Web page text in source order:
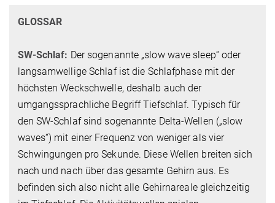
GLOSSAR
SW-Schlaf: Der sogenannte „slow wave sleep“ oder
langsamwellige Schlaf ist die Schlafphase mit der
höchsten Weckschwelle, deshalb auch der
umgangssprachliche Begriff Tiefschlaf. Typisch für
den SW-Schlaf sind sogenannte Delta-Wellen („slow
waves“) mit einer Frequenz von weniger als vier
Schwingungen pro Sekunde. Diese Wellen breiten sich
nach und nach über das gesamte Gehirn aus. Es
befinden sich also nicht alle Gehirnareale gleichzeitig